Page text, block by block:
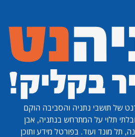
של תושבי נתניה והסביבה הוקם
תלוי על המתרחש בנתניה, אבן
תל מונד ועוד. בפורטל מידע ותוכן